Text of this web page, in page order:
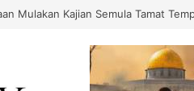
Mulakan Kajian Semula Tamat